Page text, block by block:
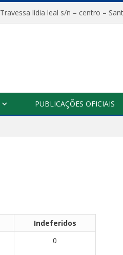
Travessa lídia leal s/n – centro –
PUBLICAÇÕES OFICIAIS
Indeferidos
0